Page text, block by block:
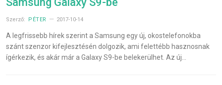
Szerző: PÉTER 2017-10-14
A legfrissebb hírek szerint a Samsung egy új, okostelefonokba
szánt szenzor kifejlesztésén dolgozik, ami felettébb hasznosnak
ígérkezik, és akár már a Galaxy S9-be belekerülhet. Az új…